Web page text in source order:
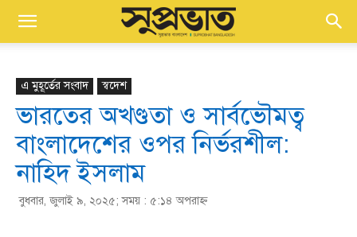
এ মুহূর্তের সংবাদ স্বদেশ
ভারতের অখণ্ডতা ও সার্বভৌমত্ব
বাংলাদেশের ওপর নির্ভরশীল:
নাহিদ ইসলাম
বুধবার, জুলাই ৯, ২০২৫; সময় : ৫:১৪ অপরাহ্ণ